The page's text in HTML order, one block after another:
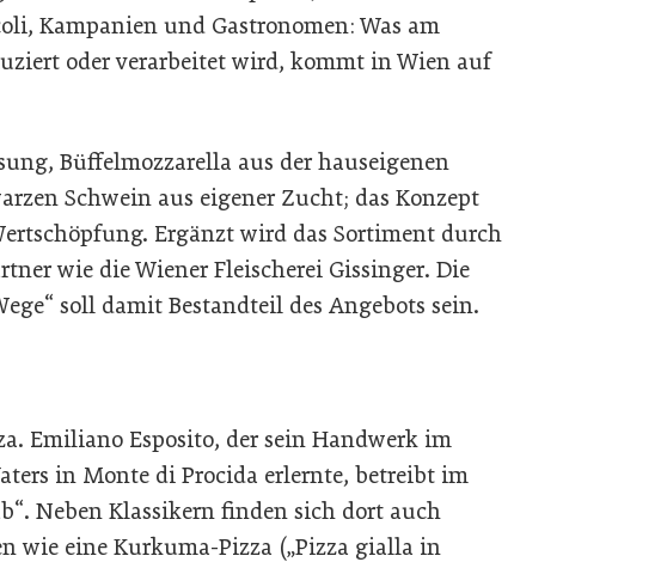
Kampanien und Gastronomen: Was am
oder verarbeitet wird, kommt in Wien auf
Büffelmozzarella aus der hauseigenen
Schwein aus eigener Zucht; das Konzept
Ergänzt wird das Sortiment durch
wie die Wiener Fleischerei Gissinger. Die
soll damit Bestandteil des Angebots sein.
Emiliano Esposito, der sein Handwerk im
in Monte di Procida erlernte, betreibt im
Neben Klassikern finden sich dort auch
wie eine Kurkuma-Pizza („Pizza gialla in